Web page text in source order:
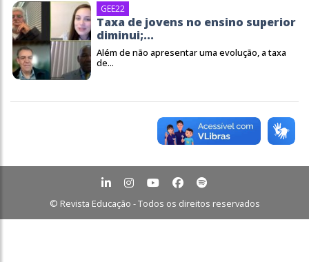
GEE22
Taxa de jovens no ensino superior
diminui;...
Além de não apresentar uma evolução, a taxa
de...
© Revista Educação - Todos os direitos reservados